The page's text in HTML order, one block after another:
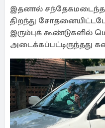
இதனால் சந்தேகமடைந்த
திறந்து
இரும்புக் கூண்டுகளில்
அடைக்கப்பட்டிருந்தது